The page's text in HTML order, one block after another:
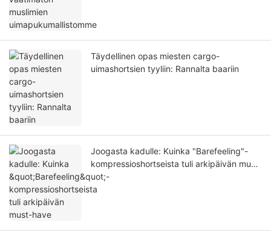
Täydellinen opas miesten cargo-
uimashortsien tyyliin: Rannalta baariin
Joogasta kadulle: Kuinka "Barefeeling"-
kompressioshortseista tuli arkipäivän must-
have